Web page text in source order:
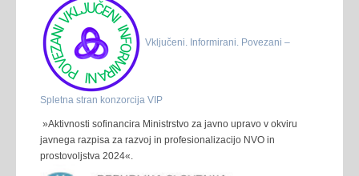
Vključeni. Informirani. Povezani –
Spletna stran konzorcija VIP
»Aktivnosti sofinancira Ministrstvo za javno upravo v okviru
javnega razpisa za razvoj in profesionalizacijo NVO in
prostovoljstva 2024«.